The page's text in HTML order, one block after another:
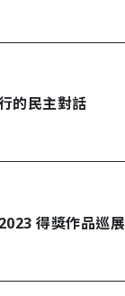
的民主對話
得獎作品巡展